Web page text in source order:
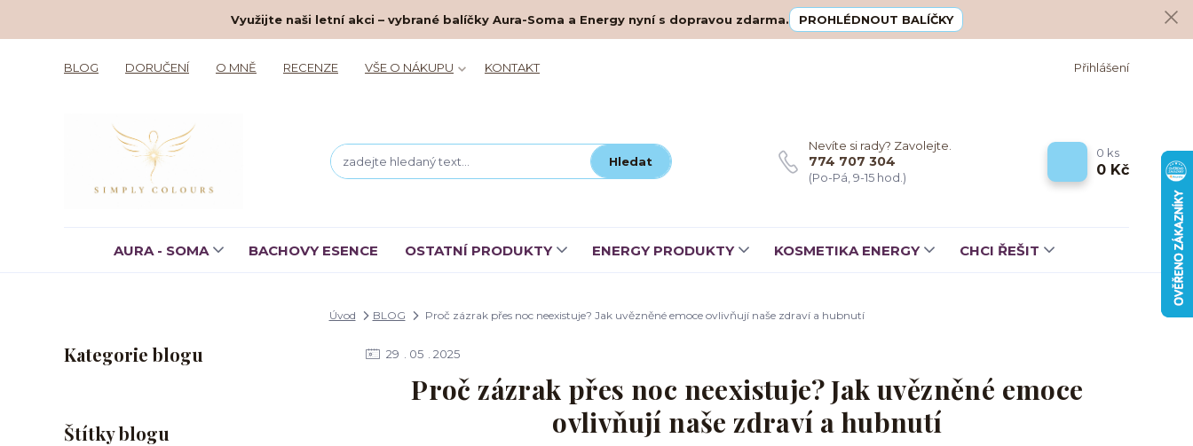
Využijte naši letní akci – vybrané balíčky Aura-Soma a Energy nyní s dopravou zdarma. PROHLÉDNOUT BALÍČKY
BLOG DORUČENÍ O MNĚ RECENZE VŠE O NÁKUPU KONTAKT Přihlášení
Hledat
Nevíte si rady? Zavolejte.
774 707 304
(Po-Pá, 9-15 hod.)
0 ks
0 Kč
AURA - SOMA BACHOVY ESENCE OSTATNÍ PRODUKTY ENERGY PRODUKTY KOSMETIKA ENERGY CHCI ŘEŠIT
Úvod BLOG Proč zázrak přes noc neexistuje? Jak uvězněné emoce ovlivňují naše zdraví a hubnutí
Kategorie blogu
Štítky blogu
29 05 2025
Proč zázrak přes noc neexistuje? Jak uvězněné emoce
ovlivňují naše zdraví a hubnutí